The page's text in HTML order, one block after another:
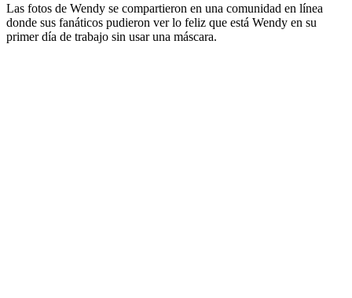
Las fotos de Wendy se compartieron en una comunidad en línea
donde sus fanáticos pudieron ver lo feliz que está Wendy en su
primer día de trabajo sin usar una máscara.